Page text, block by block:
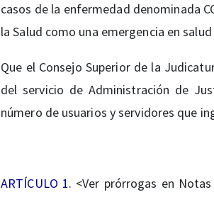
casos de la enfermedad denominada
la Salud como una emergencia en
Que el Consejo Superior de la
del servicio de Administración de
número de usuarios y servidores que
ARTÍCULO 1. <Ver prórrogas en